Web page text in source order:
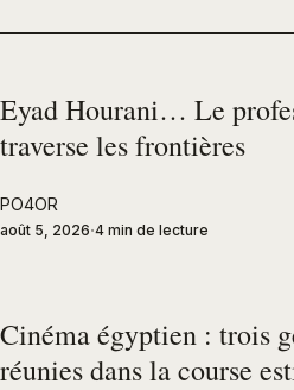
Eyad Hourani… Le
traverse les frontières
PO4OR
août 5, 2026 4 min de lecture
Cinéma égyptien : trois
réunies dans la course